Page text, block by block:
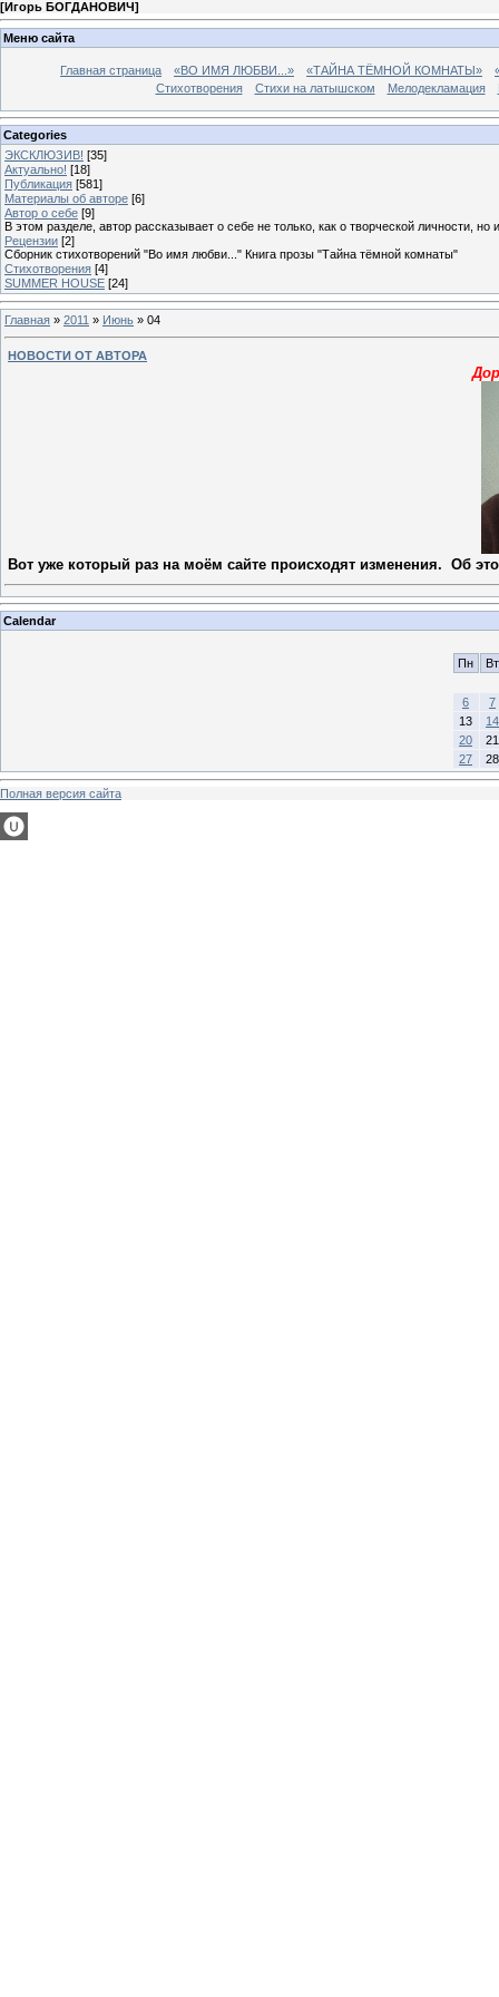
[Игорь БОГДАНОВИЧ]
Меню сайта
Главная страница «ВО ИМЯ ЛЮБВИ...» «ТАЙНА ТЁМНОЙ КОМНАТЫ»
Стихотворения
Стихи на латышском Мелодекламация
Categories
ЭКСКЛЮЗИВ! [35]
Актуально! [18]
Публикация [581]
Материалы об авторе [6]
Автор о себе [9]
В этом разделе, автор рассказывает о себе не только, как о творческой личности,
Рецензии [2]
Сборник стихотворений "Во имя любви..." Книга прозы "Тайна тёмной комнаты"
Стихотворения [4]
SUMMER HOUSE [24]
Главная » 2011 » Июнь » 04
НОВОСТИ ОТ АВТОРА
Вот уже который раз на моём сайте происходят изменения. Об
Calendar
Пн Вт
6
7
13
14
20
21
27
28
Полная версия сайта